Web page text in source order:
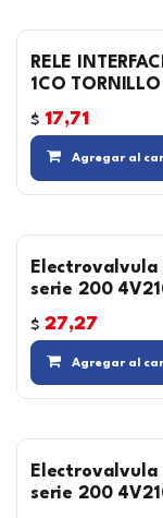
RELE
1CO
$ 17,71
Agregar al
Electrovalvula
serie 200
$ 27,27
Agregar al
Electrovalvula
serie 200